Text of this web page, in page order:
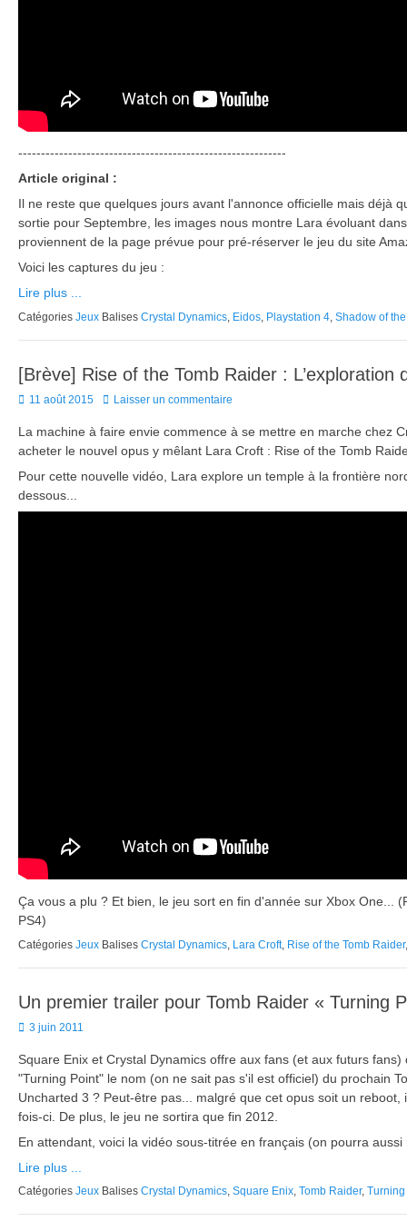
-----------------------------------------------------------
Article original :
Il ne reste que quelques jours avant l'annonce officielle mais déjà
sortie pour Septembre, les images nous montre Lara évoluant
proviennent de la page prévue pour pré-réserver le jeu du site
Voici les captures du jeu :
Lire plus ...
Catégories Jeux Balises Crystal Dynamics, Eidos, Playstation 4, Shadow of
[Brève] Rise of the Tomb Raider :
Posted
11 août 2015 Laisser un commentaire
La machine à faire envie commence à se mettre en marche chez
acheter le nouvel opus y mêlant Lara Croft : Rise of the Tomb
Pour cette nouvelle vidéo, Lara explore un temple à la frontière
dessous...
Ça vous a plu ? Et bien, le jeu sort en fin d'année sur Xbox One...
PS4)
Catégories Jeux Balises Crystal Dynamics, Lara Croft, Rise of the Tomb Raider
Un premier trailer pour Tomb Raider « Turning
Posted
3 juin 2011
Square Enix et Crystal Dynamics offre aux fans (et aux futurs
"Turning Point" le nom (on ne sait pas s'il est officiel) du prochain
Uncharted 3 ? Peut-être pas... malgré que cet opus soit un
fois-ci. De plus, le jeu ne sortira que fin 2012.
En attendant, voici la vidéo sous-titrée en français (on pourra
Lire plus ...
Catégories Jeux Balises Crystal Dynamics, Square Enix, Tomb Raider,